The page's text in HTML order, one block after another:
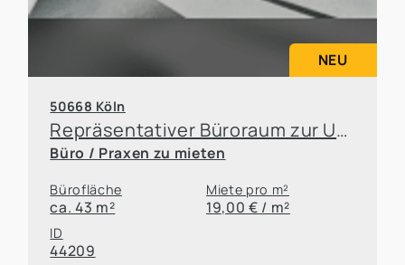
NEU
50668 Köln
Repräsentativer Büroraum zur Untervermietung in attraktiver Kölner Lage
Büro / Praxen zu mieten
Bürofläche
ca. 43 m²
Miete pro m²
19,00 € / m²
ID
44209